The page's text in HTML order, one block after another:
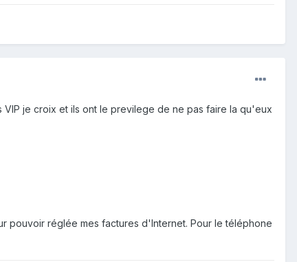
je croix et ils ont le previlege de ne pas faire la qu'eux
pouvoir réglée mes factures d'Internet. Pour le téléphone